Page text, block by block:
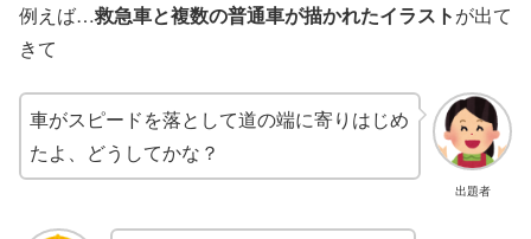
例えば…救急車と複数の普通車が描かれたイラストが出て
きて
出題者
車がスピードを落として道の端に寄りはじめ
たよ、どうしてかな？